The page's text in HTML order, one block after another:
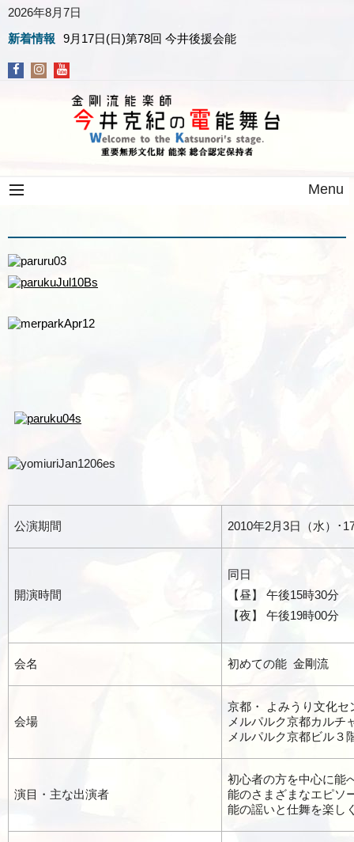
2026年8月7日
新着情報
9月17日(日)第78回 今井後援会能
Menu
公演期間 2010年2月3日（水）･
開演時間
同日
【昼】 午後15時30分
【夜】 午後19時00分
会名 初めての能 金剛流
会場
京都・ よみうり文化セ
メルパルク京都カルチ
メルパルク京都ビル３
演目・主な出演者
初心者の方を中心に能
能のさまざまなエピソ
能の謡いと仕舞を楽し